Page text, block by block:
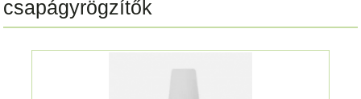
csapágyrögzítők